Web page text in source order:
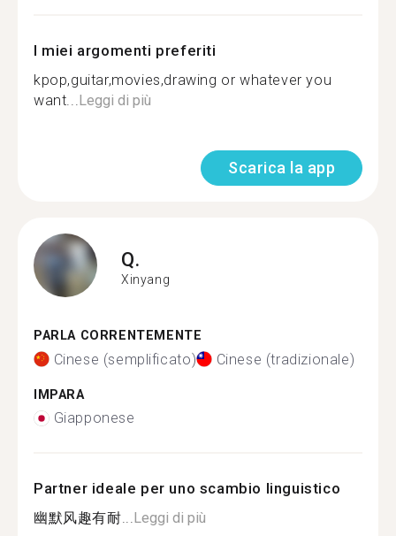
I miei argomenti preferiti
kpop,guitar,movies,drawing or whatever you
want...Leggi di più
Scarica la app
Q.
Xinyang
PARLA CORRENTEMENTE
Cinese (semplificato) Cinese (tradizionale)
IMPARA
Giapponese
Partner ideale per uno scambio linguistico
幽默风趣有耐...Leggi di più